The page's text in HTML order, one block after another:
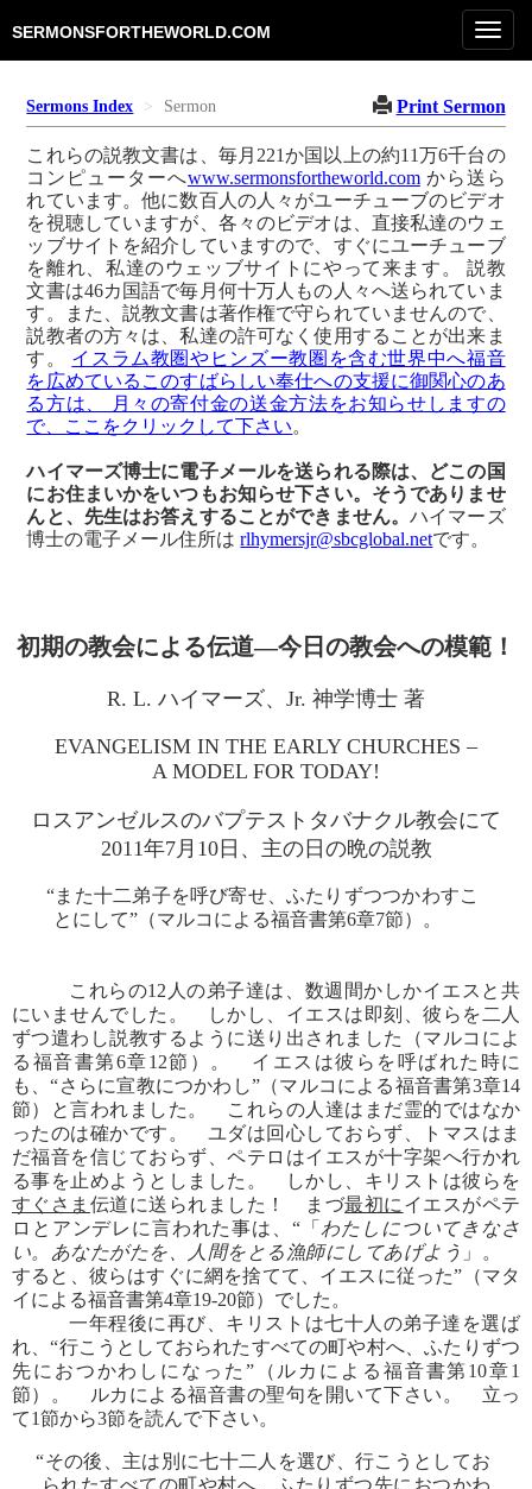
SERMONSFORTHEWORLD.COM
Sermons Index Sermon Print Sermon
これらの説教文書は、毎月221か国以上の約11万6千台の
コンピューターへwww.sermonsfortheworld.comから送ら
れています。他に数百人の人々がユーチューブのビデオ
を視聴していますが、各々のビデオは、直接私達のウェ
ッブサイトを紹介していますので、すぐにユーチューブ
を離れ、私達のウェッブサイトにやって来ます。 説教
文書は46カ国語で毎月何十万人もの人々へ送られていま
す。また、説教文書は著作権で守られていませんので、
説教者の方々は、私達の許可なく使用することが出来ま
す。 イスラム教圏やヒンズー教圏を含む世界中へ福音
を広めているこのすばらしい奉仕への支援に御関心のあ
る方は、 月々の寄付金の送金方法をお知らせしますの
で、ここをクリックして下さい。
ハイマーズ博士に電子メールを送られる際は、どこの国
にお住まいかをいつもお知らせ下さい。そうでありませ
んと、先生はお答えすることができません。ハイマーズ
博士の電子メール住所はrlhymersjr@sbcglobal.netです。
初期の教会による伝道―今日の教会への模範！
R. L. ハイマーズ、Jr. 神学博士 著
EVANGELISM IN THE EARLY CHURCHES –
A MODEL FOR TODAY!
ロスアンゼルスのバプテストタバナクル教会にて
2011年7月10日、主の日の晩の説教
“また十二弟子を呼び寄せ、ふたりずつつかわすこ
とにして”（マルコによる福音書第6章7節）。
これらの12人の弟子達は、数週間かしかイエスと共
にいませんでした。 しかし、イエスは即刻、彼らを二人
ずつ遣わし説教するように送り出されました（マルコによ
る福音書第6章12節）。 イエスは彼らを呼ばれた時に
も、“さらに宣教につかわし”（マルコによる福音書第3章14
節）と言われました。 これらの人達はまだ霊的ではなか
ったのは確かです。 ユダは回心しておらず、トマスはま
だ福音を信じておらず、ペテロはイエスが十字架へ行かれ
る事を止めようとしました。 しかし、キリストは彼らを
すぐさま 伝道に送られました！ まづ最初に イエスがペテ
ロとアンデレに言われた事は、“「 わたしについてきなさ
い。あなたがたを、人間をとる漁師にしてあげよう 」。
すると、彼らはすぐに網を捨てて、イエスに従った”（マタ
イによる福音書第4章19-20節）でした。
一年程後に再び、キリストは七十人の弟子達を選ば
れ、“行こうとしておられたすべての町や村へ、ふたりずつ
先におつかわしになった”（ルカによる福音書第10章1
節）。 ルカによる福音書の聖句を開いて下さい。 立っ
て1節から3節を読んで下さい。
“その後、主は別に七十二人を選び、行こうとしてお
られたすべての町や村へ、ふたりずつ先におつかわ